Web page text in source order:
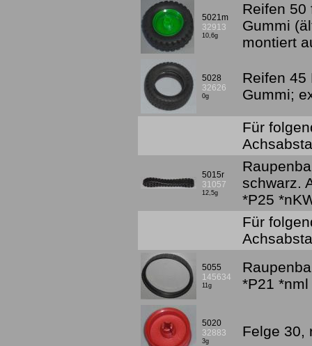
5021m
32913
10,6g
Reifen 50
Gummi
montiert
5028
32626
0g
Reifen 45
Gummi;
Für
5015r
31057
12,5g
schwarz.
*P25
Für
5055
145634
11g
*P21 *nml
5020
32883
3g
Felge 30,